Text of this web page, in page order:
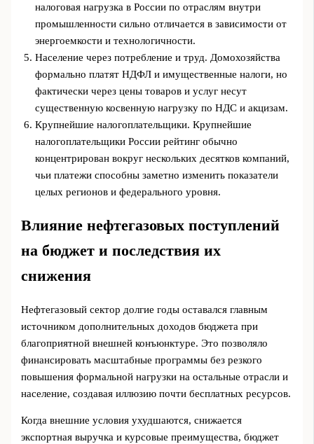
налоговая нагрузка в России по отраслям внутри
промышленности сильно отличается в зависимости от
энергоемкости и технологичности.
Население через потребление и труд. Домохозяйства
формально платят НДФЛ и имущественные налоги, но
фактически через цены товаров и услуг несут
существенную косвенную нагрузку по НДС и акцизам.
Крупнейшие налогоплательщики. Крупнейшие
налогоплательщики России рейтинг обычно
концентрирован вокруг нескольких десятков компаний,
чьи платежи способны заметно изменить показатели
целых регионов и федерального уровня.
Влияние нефтегазовых поступлений
на бюджет и последствия их
снижения
Нефтегазовый сектор долгие годы оставался главным
источником дополнительных доходов бюджета при
благоприятной внешней конъюнктуре. Это позволяло
финансировать масштабные программы без резкого
повышения формальной нагрузки на остальные отрасли и
население, создавая иллюзию почти бесплатных ресурсов.
Когда внешние условия ухудшаются, снижается
экспортная выручка и курсовые преимущества, бюджет